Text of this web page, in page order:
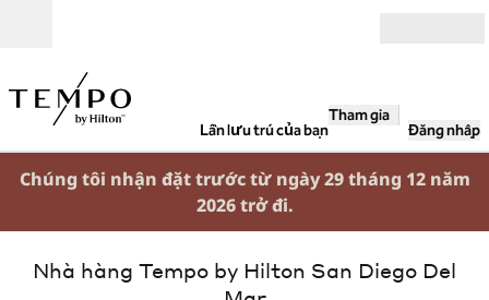
Lần lưu trú của bạn
Tham gia
Đăng nhập
Chúng tôi nhận đặt trước từ ngày 29 tháng 12 năm
2026 trở đi.
Nhà hàng Tempo by Hilton San Diego Del